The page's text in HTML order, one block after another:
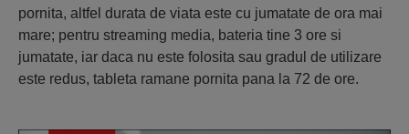
pornita, altfel durata de viata este cu jumatate de ora mai
mare; pentru streaming media, bateria tine 3 ore si
jumatate, iar daca nu este folosita sau gradul de utilizare
este redus, tableta ramane pornita pana la 72 de ore.